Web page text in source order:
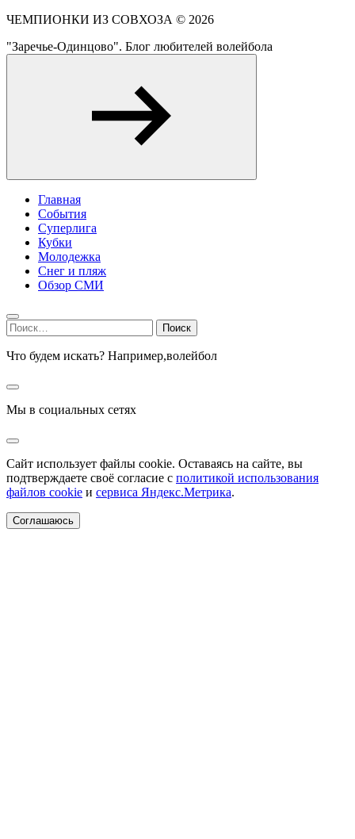
ЧЕМПИОНКИ ИЗ СОВХОЗА © 2026
"Заречье-Одинцово". Блог любителей волейбола
Главная
События
Суперлига
Кубки
Молодежка
Снег и пляж
Обзор СМИ
Найти:
Что будем искать? Например,волейбол
Мы в социальных сетях
Сайт использует файлы cookie. Оставаясь на сайте, вы
подтверждаете своё согласие с политикой использования
файлов cookie и сервиса Яндекс.Метрика.
Соглашаюсь